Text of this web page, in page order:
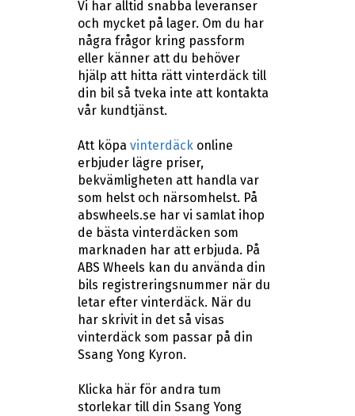
Vi har alltid snabba leveranser
och mycket på lager. Om du har
några frågor kring passform
eller känner att du behöver
hjälp att hitta rätt vinterdäck till
din bil så tveka inte att kontakta
vår kundtjänst.
Att köpa vinterdäckonline
erbjuder lägre priser,
bekvämligheten att handla var
som helst och närsomhelst. På
abswheels.se har vi samlat ihop
de bästa vinterdäcken som
marknaden har att erbjuda. På
ABS Wheels kan du använda din
bils registreringsnummer när du
letar efter vinterdäck. När du
har skrivit in det så visas
vinterdäck som passar på din
Ssang Yong Kyron.
Klicka här för andra tum
storlekar till din Ssang Yong